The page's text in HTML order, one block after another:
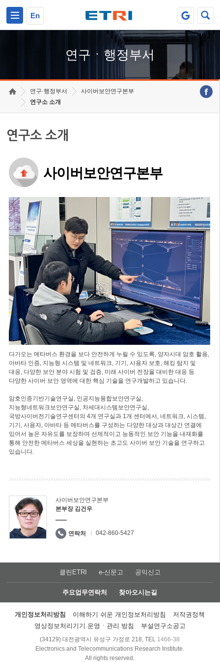
En
연구ㆍ행정부서
연구·행정부서
사이버보안연구본부
연구소 소개
연구소 소개
사이버보안연구본부
다가오는 메타버스 환경을 보다 안전하게 누릴 수 있도록, 양자시대 암호 활용,
아바타 인증, 지능형 시스템 및 네트워크, 기기, 사용자 보호, 해킹 탐지 및
대응, 다양한 보안 분야 시험 및 검증, 미래 사이버 전장을 대비한 대응 등
다양한 사이버 보안 영역에 대한 핵심 기술을 연구개발하고 있습니다.
암호인증기반기술연구실, 인공지능융합보안연구실,
지능형네트워크보안연구실, 차세대시스템보안연구실,
국방사이버전기술연구센터의 4개 연구실과 1개 센터에서, 네트워크, 시스템,
기기, 사용자, 아바타 등 메타버스를 구성하는 다양한 대상과 대상간 연결에
있어서 높은 자유도를 보장하며 선제적이고 능동적인 보안 기능을 내재화를
통해 안전한 메타버스 세상을 실현하는 초고도 사이버 보안 기술을 연구하고
있습니다.
사이버보안연구본부
본부장 김건우
연락처 042-860-5427
클린ETRI e-신문고 공익신고
주요업무연락처 찾아오시는길
개인정보처리방침 이해하기 쉬운 개인정보처리방침
저작권정책
영상정보처리기기 운영ㆍ관리 방침
부설연구소공고
(34129) 대전광역시 유성구 가정로 218, TEL 1466-38
Electronics and Telecommunications Research Institute.
All rights reserved.